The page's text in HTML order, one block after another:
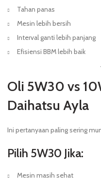
Tahan panas
Mesin lebih bersih
Interval ganti lebih panjang
Efisiensi BBM lebih baik
Oli 5W30 vs
Daihatsu Ayla
Ini pertanyaan paling sering
Pilih 5W30 Jika:
Mesin masih sehat